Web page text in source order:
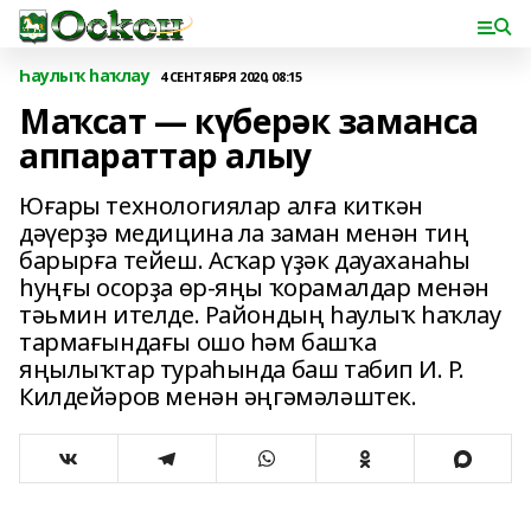
Һаулыҡ һаҡлау 4 СЕНТЯБРЯ 2020, 08:15
Маҡсат — күберәк заманса
аппараттар алыу
Юғары технологиялар алға киткән
дәүерҙә медицина ла заман менән тиң
барырға тейеш. Асҡар үҙәк дауаханаһы
һуңғы осорҙа өр-яңы ҡорамалдар менән
тәьмин ителде. Райондың һаулыҡ һаҡлау
тармағындағы ошо һәм башҡа
яңылыҡтар тураһында баш табип И. Р.
Килдейәров менән әңгәмәләштек.